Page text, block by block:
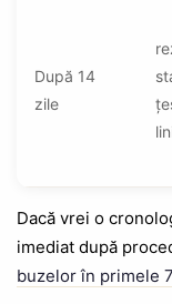
După 14
zile
Dacă vrei o
imediat după
buzelor în primele